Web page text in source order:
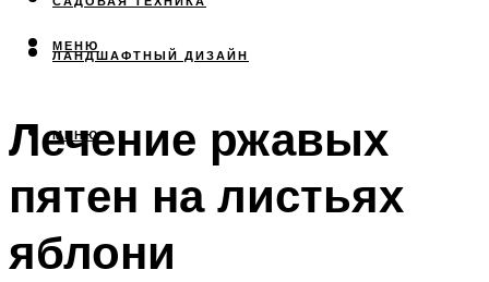
ЛАНДШАФТНЫЙ ДИЗАЙН
МЕНЮ
МЕНЮ
Лечение ржавых
пятен на листьях
яблони